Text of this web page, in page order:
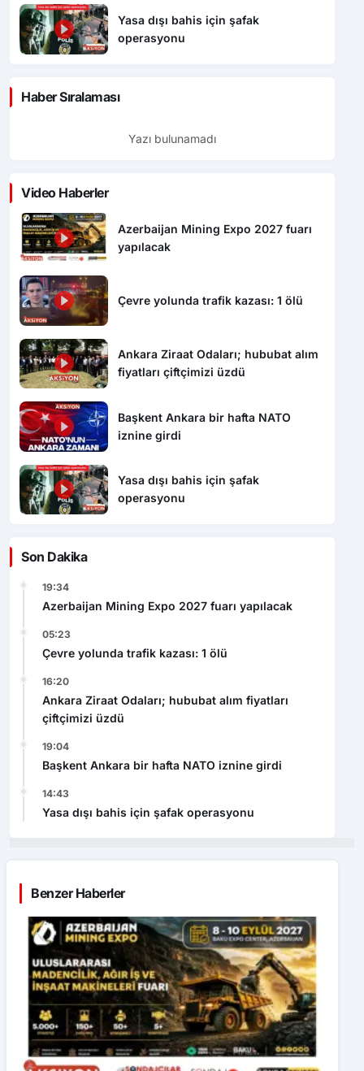
Yasa dışı bahis için şafak
operasyonu
Haber Sıralaması
Yazı bulunamadı
Video Haberler
Azerbaijan Mining Expo 2027 fuarı
yapılacak
Çevre yolunda trafik kazası: 1 ölü
Ankara Ziraat Odaları; hububat alım
fiyatları çiftçimizi üzdü
Başkent Ankara bir hafta NATO
iznine girdi
Yasa dışı bahis için şafak
operasyonu
Son Dakika
19:34
Azerbaijan Mining Expo 2027 fuarı yapılacak
05:23
Çevre yolunda trafik kazası: 1 ölü
16:20
Ankara Ziraat Odaları; hububat alım fiyatları
çiftçimizi üzdü
19:04
Başkent Ankara bir hafta NATO iznine girdi
14:43
Yasa dışı bahis için şafak operasyonu
Benzer Haberler